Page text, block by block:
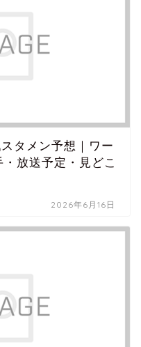
タメン予想｜ワー
放送予定・見どこ
2026年6月16日